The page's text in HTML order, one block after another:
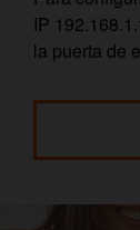
IP
la puerta de